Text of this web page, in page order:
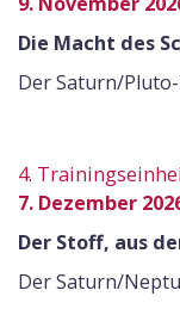
Die Macht des
Der Saturn/
4.
7. Dezember
Der Stoff, aus
Der Saturn/